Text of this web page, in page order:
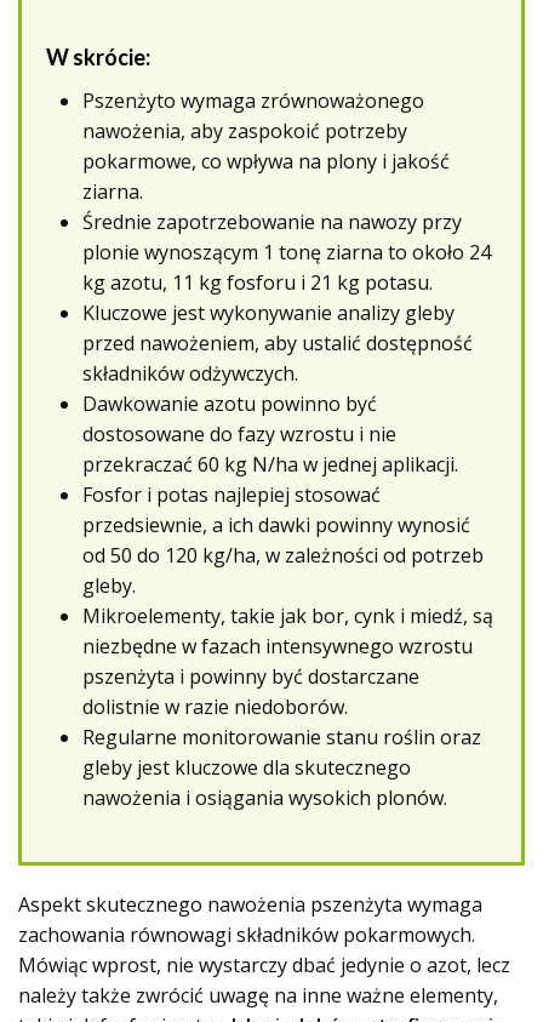
W skrócie:
Pszenżyto wymaga zrównoważonego
nawożenia, aby zaspokoić potrzeby
pokarmowe, co wpływa na plony i jakość
ziarna.
Średnie zapotrzebowanie na nawozy przy
plonie wynoszącym 1 tonę ziarna to około 24
kg azotu, 11 kg fosforu i 21 kg potasu.
Kluczowe jest wykonywanie analizy gleby
przed nawożeniem, aby ustalić dostępność
składników odżywczych.
Dawkowanie azotu powinno być
dostosowane do fazy wzrostu i nie
przekraczać 60 kg N/ha w jednej aplikacji.
Fosfor i potas najlepiej stosować
przedsiewnie, a ich dawki powinny wynosić
od 50 do 120 kg/ha, w zależności od potrzeb
gleby.
Mikroelementy, takie jak bor, cynk i miedź, są
niezbędne w fazach intensywnego wzrostu
pszenżyta i powinny być dostarczane
dolistnie w razie niedoborów.
Regularne monitorowanie stanu roślin oraz
gleby jest kluczowe dla skutecznego
nawożenia i osiągania wysokich plonów.
Aspekt skutecznego nawożenia pszenżyta wymaga
zachowania równowagi składników pokarmowych.
Mówiąc wprost, nie wystarczy dbać jedynie o azot, lecz
należy także zwrócić uwagę na inne ważne elementy,